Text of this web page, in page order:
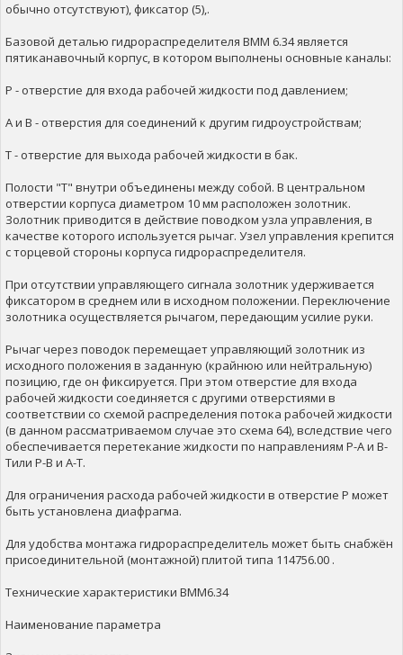
обычно отсутствуют), фиксатор (5),.
Базовой деталью гидрораспределителя ВММ 6.34 является
пятиканавочный корпус, в котором выполнены основные каналы:
P - отверстие для входа рабочей жидкости под давлением;
А и В - отверстия для соединений к другим гидроустройствам;
Т - отверстие для выхода рабочей жидкости в бак.
Полости "Т" внутри объединены между собой. В центральном
отверстии корпуса диаметром 10 мм расположен золотник.
Золотник приводится в действие поводком узла управления, в
качестве которого используется рычаг. Узел управления крепится
с торцевой стороны корпуса гидрораспределителя.
При отсутствии управляющего сигнала золотник удерживается
фиксатором в среднем или в исходном положении. Переключение
золотника осуществляется рычагом, передающим усилие руки.
Рычаг через поводок перемещает управляющий золотник из
исходного положения в заданную (крайнюю или нейтральную)
позицию, где он фиксируется. При этом отверстие для входа
рабочей жидкости соединяется с другими отверстиями в
соответствии со схемой распределения потока рабочей жидкости
(в данном рассматриваемом случае это схема 64), вследствие чего
обеспечивается перетекание жидкости по направлениям Р-А и В-
Тили Р-В и А-Т.
Для ограничения расхода рабочей жидкости в отверстие Р может
быть установлена диафрагма.
Для удобства монтажа гидрораспределитель может быть снабжён
присоединительной (монтажной) плитой типа 114756.00 .
Технические характеристики ВММ6.34
Наименование параметра